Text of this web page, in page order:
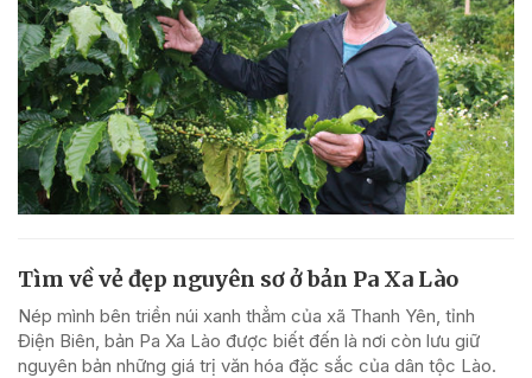
Tìm về vẻ đẹp nguyên sơ ở bản Pa Xa Lào
Nép mình bên triền núi xanh thẳm của xã Thanh Yên, tỉnh
Điện Biên, bản Pa Xa Lào được biết đến là nơi còn lưu giữ
nguyên bản những giá trị văn hóa đặc sắc của dân tộc Lào.